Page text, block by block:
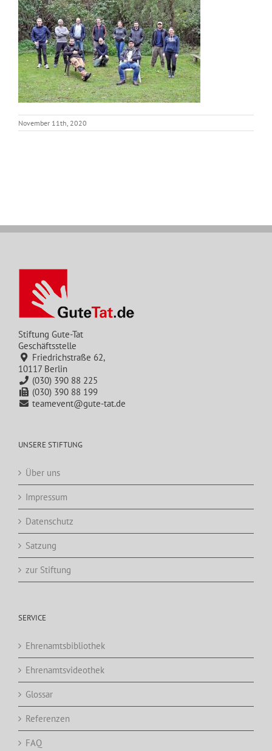
November 11th, 2020
Stiftung Gute-Tat
Geschäftsstelle
Friedrichstraße 62,
10117 Berlin
(030) 390 88 225
(030) 390 88 199
teamevent@gute-tat.de
UNSERE STIFTUNG
Über uns
Impressum
Datenschutz
Satzung
zur Stiftung
SERVICE
Ehrenamtsbibliothek
Ehrenamtsvideothek
Glossar
Referenzen
FAQ